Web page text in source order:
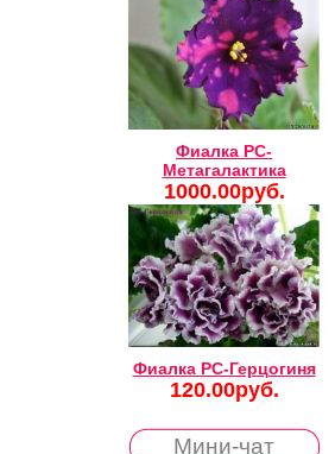
Фиалка РС-
Метагалактика
1000.00руб.
Фиалка РС-Герцогиня
120.00руб.
Мини-чат